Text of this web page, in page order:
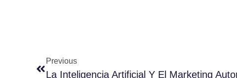
Previous